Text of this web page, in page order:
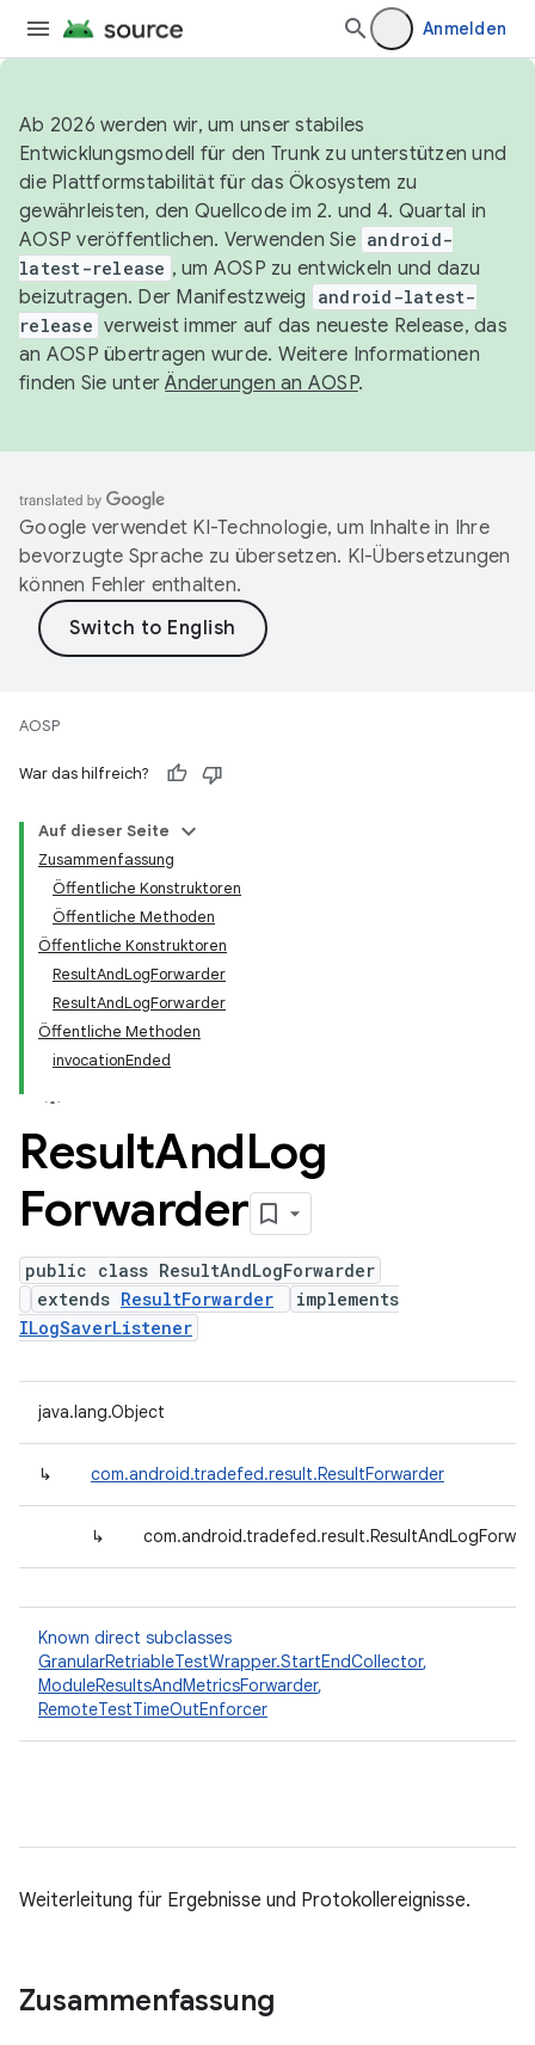
Anmelden
Ab 2026 werden wir, um unser stabiles
Entwicklungsmodell für den Trunk zu unterstützen und
die Plattformstabilität für das Ökosystem zu
gewährleisten, den Quellcode im 2. und 4. Quartal in
AOSP veröffentlichen. Verwenden Sie android-
latest-release , um AOSP zu entwickeln und dazu
beizutragen. Der Manifestzweig
android-latest-
release verweist immer auf das neueste Release, das
an AOSP übertragen wurde. Weitere Informationen
finden Sie unterÄnderungen an AOSP.
Google verwendet KI-Technologie, um Inhalte in Ihre
bevorzugte Sprache zu übersetzen. KI-Übersetzungen
können Fehler enthalten.
AOSP
War das hilfreich?
Auf dieser Seite
Zusammenfassung
Öffentliche Konstruktoren
Öffentliche Methoden
Öffentliche Konstruktoren
ResultAndLogForwarder
ResultAndLogForwarder
Öffentliche Methoden
invocationEnded
ResultAndLog
Forwarder
public class ResultAndLogForwarder
extends ResultForwarder
implements
ILogSaverListener
java.lang.Object
↳ com.android.tradefed.result.ResultForwarder
↳
Known direct subclasses
GranularRetriableTestWrapper.StartEndCollector,
ModuleResultsAndMetricsForwarder,
RemoteTestTimeOutEnforcer
Weiterleitung für Ergebnisse und Protokollereignisse.
Zusammenfassung